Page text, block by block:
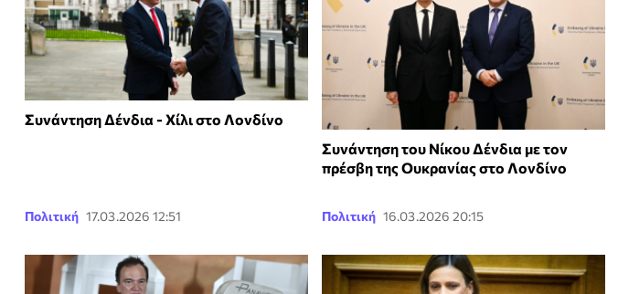
Συνάντηση Δένδια - Χίλι στο Λονδίνο
Πολιτική 17.03.2026 12:51
Συνάντηση του Νίκου Δένδια με τον
πρέσβη της Ουκρανίας στο Λονδίνο
Πολιτική 16.03.2026 20:15